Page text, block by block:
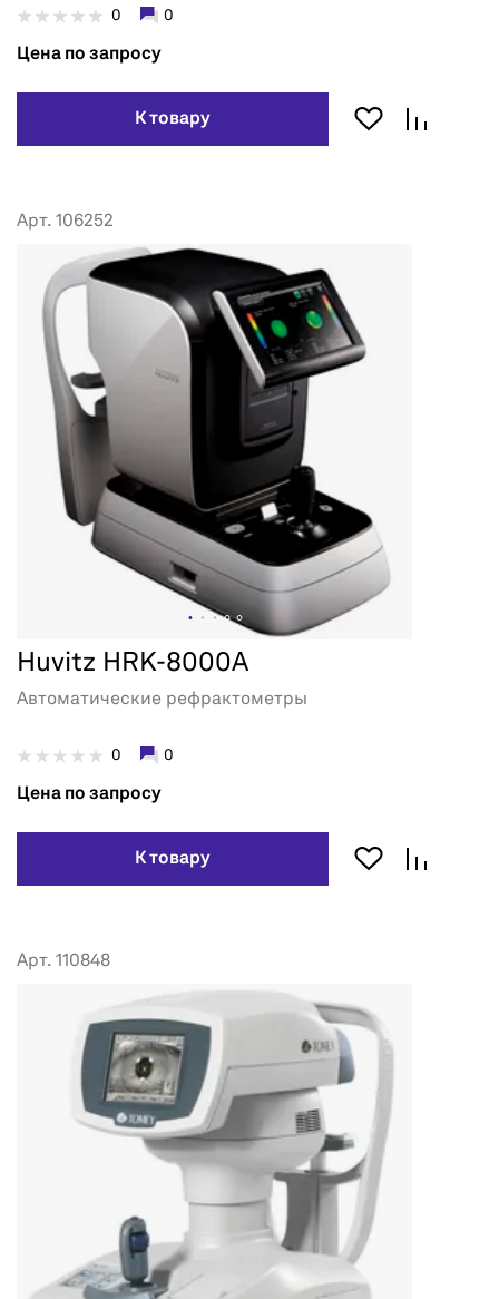
0 0
Цена по запросу
К товару
Арт. 106252
Huvitz HRK-8000A
Автоматические рефрактометры
0 0
Цена по запросу
К товару
Арт. 110848